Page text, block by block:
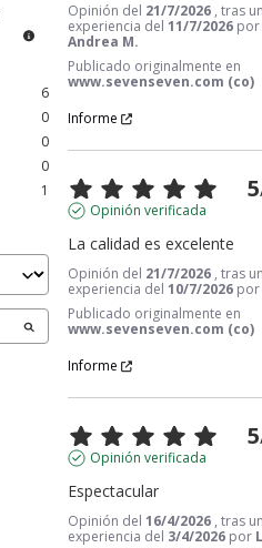
6
0
0
0
1
Opinión del 21/7/2026, tras
experiencia del11/7/2026
Andrea M.
Publicado originalmente en
www.sevenseven.com (co)
Informe
5
Opinión verificada
La calidad es excelente
Opinión del 21/7/2026, tras
experiencia del10/7/2026
Publicado originalmente en
www.sevenseven.com (co)
Informe
5
Opinión verificada
Espectacular
Opinión del16/4/2026, tras
experiencia del 3/4/2026 por